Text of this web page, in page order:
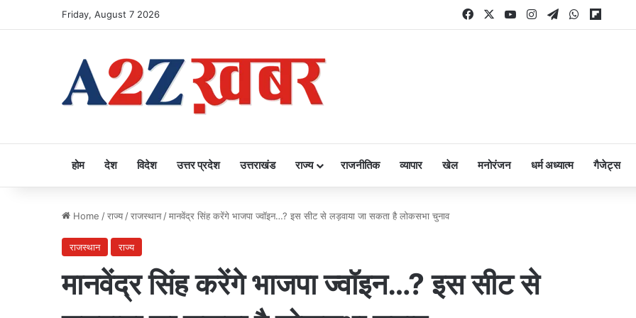
Friday, August 7 2026 FacebookYouTubeInstagram
TelegramWhatsApp
होम देश विदेश उत्तर प्रदेश उत्तराखंड राज्य राजनीतिक व्यापार खेल मनोरंजन धर्म अध्यात्म गैजेट्स
Home /राज्य /राजस्थान /मानवेंद्र सिंह करेंगे भाजपा ज्वॉइन…? इस सीट से लड़वाया जा सकता है लोकसभा चुनाव
राजस्थान राज्य
मानवेंद्र सिंह करेंगे भाजपा ज्वॉइन…? इस सीट से